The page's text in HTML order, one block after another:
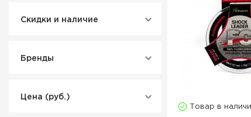
Скидки и наличие
Бренды
Цена (руб.)
Товар в